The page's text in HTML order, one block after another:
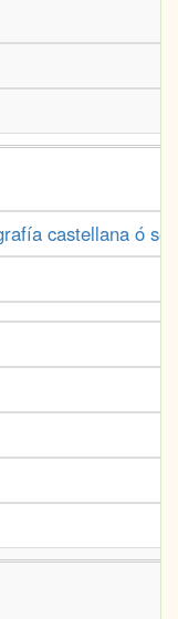
castellana ó